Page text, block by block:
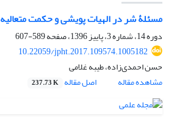
مسئلۀ شر در الهیات پویشی و حکمت متعالیه
دوره 14، شماره 3، پاییز 1396، صفحه
589-607
10.22059/jpht.2017.109574.1005182
حسن احمدی‌زاده، طیبه غلامی
مشاهده مقاله
اصل مقاله 237.73 K